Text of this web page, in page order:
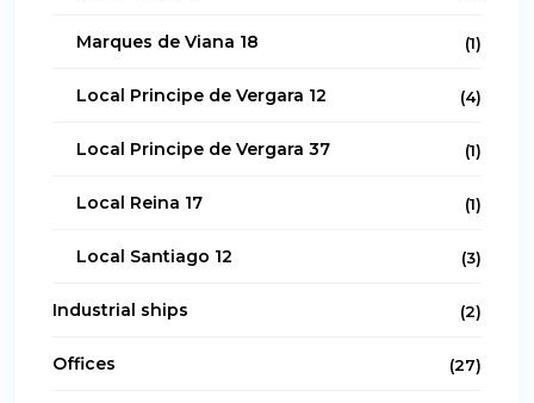
Marques de Viana 18 (1)
Local Principe de Vergara 12 (4)
Local Principe de Vergara 37 (1)
Local Reina 17 (1)
Local Santiago 12 (3)
Industrial ships (2)
Offices (27)